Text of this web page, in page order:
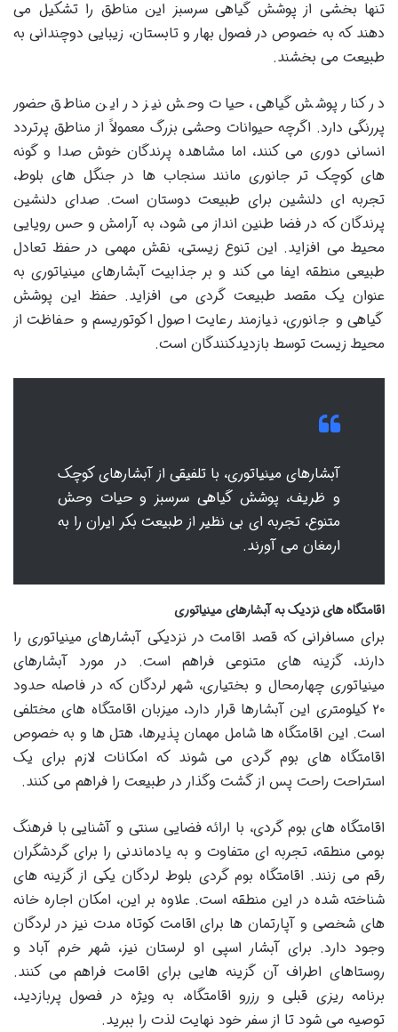
تنها بخشی از پوشش گیاهی سرسبز این مناطق را تشکیل می
دهند که به خصوص در فصول بهار و تابستان، زیبایی دوچندانی به
طبیعت می بخشند.
در کنار پوشش گیاهی، حیات وحش نیز در این مناطق حضور
پررنگی دارد. اگرچه حیوانات وحشی بزرگ معمولاً از مناطق پرتردد
انسانی دوری می کنند، اما مشاهده پرندگان خوش صدا و گونه
های کوچک تر جانوری مانند سنجاب ها در جنگل های بلوط،
تجربه ای دلنشین برای طبیعت دوستان است. صدای دلنشین
پرندگان که در فضا طنین انداز می شود، به آرامش و حس رویایی
محیط می افزاید. این تنوع زیستی، نقش مهمی در حفظ تعادل
طبیعی منطقه ایفا می کند و بر جذابیت آبشارهای مینیاتوری به
عنوان یک مقصد طبیعت گردی می افزاید. حفظ این پوشش
گیاهی و جانوری، نیازمند رعایت اصول اکوتوریسم و حفاظت از
محیط زیست توسط بازدیدکنندگان است.
آبشارهای مینیاتوری، با تلفیقی از آبشارهای کوچک
و ظریف، پوشش گیاهی سرسبز و حیات وحش
متنوع، تجربه ای بی نظیر از طبیعت بکر ایران را به
ارمغان می آورند.
اقامتگاه های نزدیک به آبشارهای مینیاتوری
برای مسافرانی که قصد اقامت در نزدیکی آبشارهای مینیاتوری را
دارند، گزینه های متنوعی فراهم است. در مورد آبشارهای
مینیاتوری چهارمحال و بختیاری، شهر لردگان که در فاصله حدود
۲۰ کیلومتری این آبشارها قرار دارد، میزبان اقامتگاه های مختلفی
است. این اقامتگاه ها شامل مهمان پذیرها، هتل ها و به خصوص
اقامتگاه های بوم گردی می شوند که امکانات لازم برای یک
استراحت راحت پس از گشت وگذار در طبیعت را فراهم می کنند.
اقامتگاه های بوم گردی، با ارائه فضایی سنتی و آشنایی با فرهنگ
بومی منطقه، تجربه ای متفاوت و به یادماندنی را برای گردشگران
رقم می زنند. اقامتگاه بوم گردی بلوط لردگان یکی از گزینه های
شناخته شده در این منطقه است. علاوه بر این، امکان اجاره خانه
های شخصی و آپارتمان ها برای اقامت کوتاه مدت نیز در لردگان
وجود دارد. برای آبشار اسپی او لرستان نیز، شهر خرم آباد و
روستاهای اطراف آن گزینه هایی برای اقامت فراهم می کنند.
برنامه ریزی قبلی و رزرو اقامتگاه، به ویژه در فصول پربازدید،
توصیه می شود تا از سفر خود نهایت لذت را ببرید.